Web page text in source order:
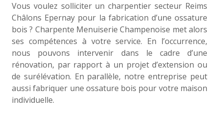
Vous voulez solliciter un charpentier secteur Reims
Châlons Epernay pour la fabrication d’une ossature
bois ? Charpente Menuiserie Champenoise met alors
ses compétences à votre service. En l’occurrence,
nous pouvons intervenir dans le cadre d’une
rénovation, par rapport à un projet d’extension ou
de surélévation. En parallèle, notre entreprise peut
aussi fabriquer une ossature bois pour votre maison
individuelle.